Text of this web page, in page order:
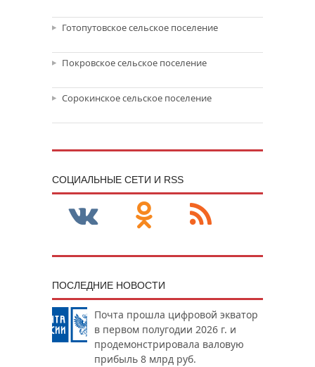
Готопутовское сельское поселение
Покровское сельское поселение
Сорокинское сельское поселение
CОЦИАЛЬНЫЕ СЕТИ И RSS
ПОСЛЕДНИЕ НОВОСТИ
Почта прошла цифровой экватор
в первом полугодии 2026 г. и
продемонстрировала валовую
прибыль 8 млрд руб.